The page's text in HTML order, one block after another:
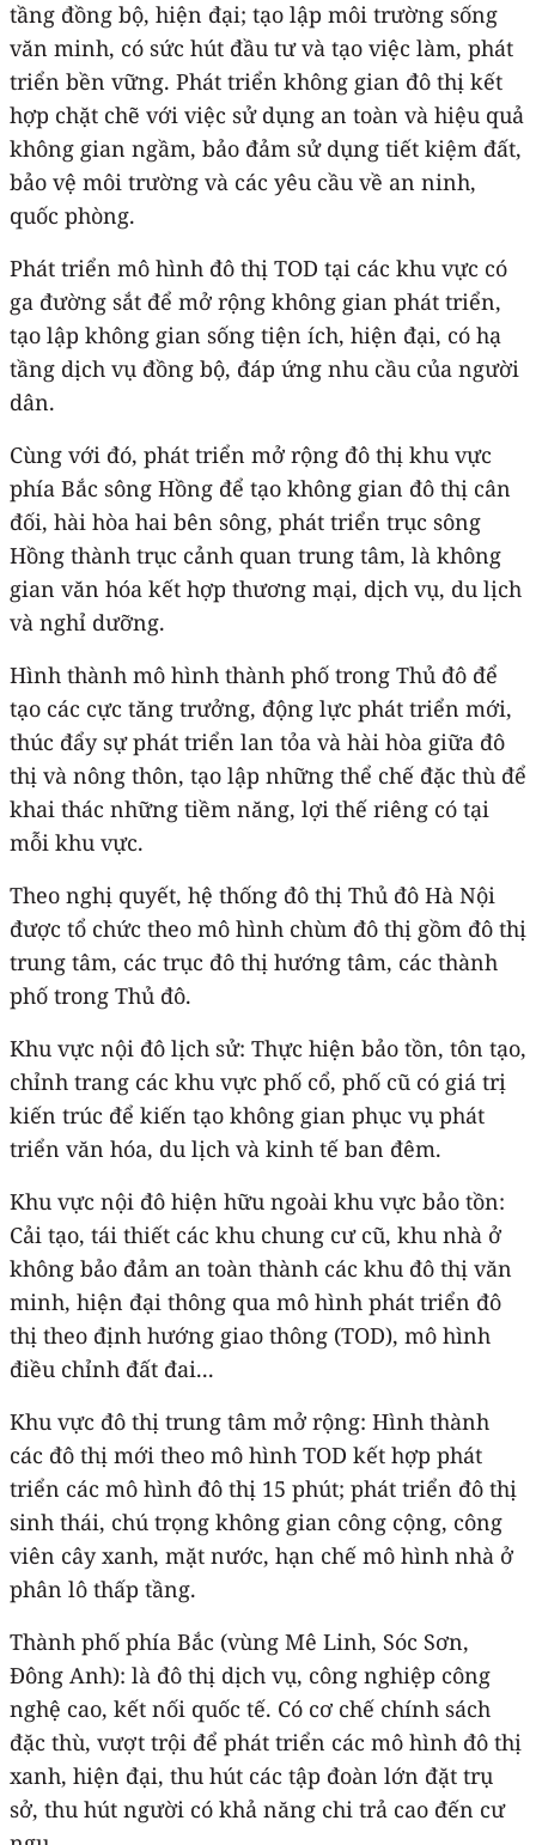
tầng đồng bộ, hiện đại; tạo lập môi trường sống
văn minh, có sức hút đầu tư và tạo việc làm, phát
triển bền vững. Phát triển không gian đô thị kết
hợp chặt chẽ với việc sử dụng an toàn và hiệu quả
không gian ngầm, bảo đảm sử dụng tiết kiệm đất,
bảo vệ môi trường và các yêu cầu về an ninh,
quốc phòng.
Phát triển mô hình đô thị TOD tại các khu vực có
ga đường sắt để mở rộng không gian phát triển,
tạo lập không gian sống tiện ích, hiện đại, có hạ
tầng dịch vụ đồng bộ, đáp ứng nhu cầu của người
dân.
Cùng với đó, phát triển mở rộng đô thị khu vực
phía Bắc sông Hồng để tạo không gian đô thị cân
đối, hài hòa hai bên sông, phát triển trục sông
Hồng thành trục cảnh quan trung tâm, là không
gian văn hóa kết hợp thương mại, dịch vụ, du lịch
và nghỉ dưỡng.
Hình thành mô hình thành phố trong Thủ đô để
tạo các cực tăng trưởng, động lực phát triển mới,
thúc đẩy sự phát triển lan tỏa và hài hòa giữa đô
thị và nông thôn, tạo lập những thể chế đặc thù để
khai thác những tiềm năng, lợi thế riêng có tại
mỗi khu vực.
Theo nghị quyết, hệ thống đô thị Thủ đô Hà Nội
được tổ chức theo mô hình chùm đô thị gồm đô thị
trung tâm, các trục đô thị hướng tâm, các thành
phố trong Thủ đô.
Khu vực nội đô lịch sử: Thực hiện bảo tồn, tôn tạo,
chỉnh trang các khu vực phố cổ, phố cũ có giá trị
kiến trúc để kiến tạo không gian phục vụ phát
triển văn hóa, du lịch và kinh tế ban đêm.
Khu vực nội đô hiện hữu ngoài khu vực bảo tồn:
Cải tạo, tái thiết các khu chung cư cũ, khu nhà ở
không bảo đảm an toàn thành các khu đô thị văn
minh, hiện đại thông qua mô hình phát triển đô
thị theo định hướng giao thông (TOD), mô hình
điều chỉnh đất đai...
Khu vực đô thị trung tâm mở rộng: Hình thành
các đô thị mới theo mô hình TOD kết hợp phát
triển các mô hình đô thị 15 phút; phát triển đô thị
sinh thái, chú trọng không gian công cộng, công
viên cây xanh, mặt nước, hạn chế mô hình nhà ở
phân lô thấp tầng.
Thành phố phía Bắc (vùng Mê Linh, Sóc Sơn,
Đông Anh): là đô thị dịch vụ, công nghiệp công
nghệ cao, kết nối quốc tế. Có cơ chế chính sách
đặc thù, vượt trội để phát triển các mô hình đô thị
xanh, hiện đại, thu hút các tập đoàn lớn đặt trụ
sở, thu hút người có khả năng chi trả cao đến cư